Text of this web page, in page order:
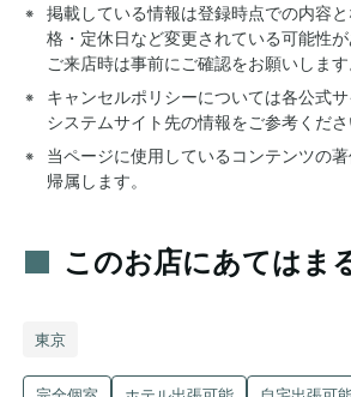
掲載している情報は登録時点での内容
格・定休日など変更されている可能性
ご来店時は事前にご確認をお願いします
キャンセルポリシーについては各公式
システムサイト先の情報をご参考くださ
当ページに使用しているコンテンツの
帰属します。
このお店にあてはま
東京